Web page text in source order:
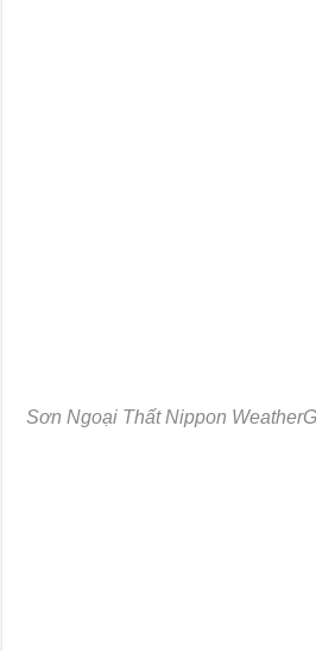
Sơn Ngoại Thất Nippon